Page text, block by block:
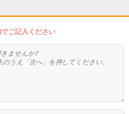
ご記入ください